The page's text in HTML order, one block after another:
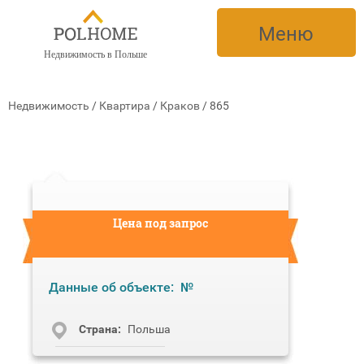
Недвижимость в Польше
Меню
Недвижимость / Квартира / Краков /865
Цена под запрос
Данные об объекте: №
Cтрана: Польша